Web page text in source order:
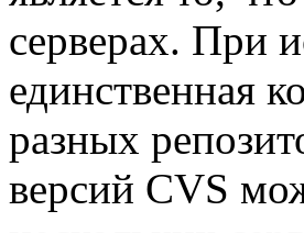
серверах. При
единственная
разных
версий CVS